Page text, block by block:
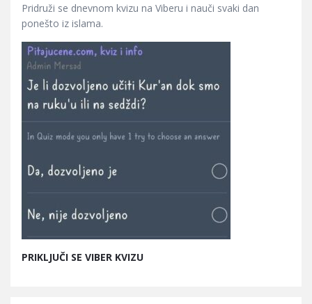
Pridruži se dnevnom kvizu na Viberu i nauči svaki dan
ponešto iz islama.
PRIKLJUČI SE VIBER KVIZU